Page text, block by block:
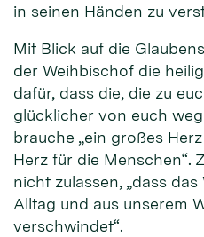
in seinen Händen zu
Mit Blick auf die
der Weihbischof die
dafür, dass die, die zu
glücklicher von euch
brauche „ein großes
Herz für die Menschen“.
nicht zulassen, „dass das
Alltag und aus unserem
verschwindet“.